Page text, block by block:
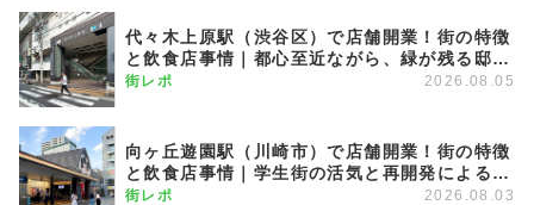
代々木上原駅（渋谷区）で店舗開業！街の特徴
と飲食店事情｜都心至近ながら、緑が残る邸宅
エリア
街レポ 2026.08.05
向ヶ丘遊園駅（川崎市）で店舗開業！街の特徴
と飲食店事情｜学生街の活気と再開発による発
展が期待できる注目のエリア
街レポ 2026.08.03